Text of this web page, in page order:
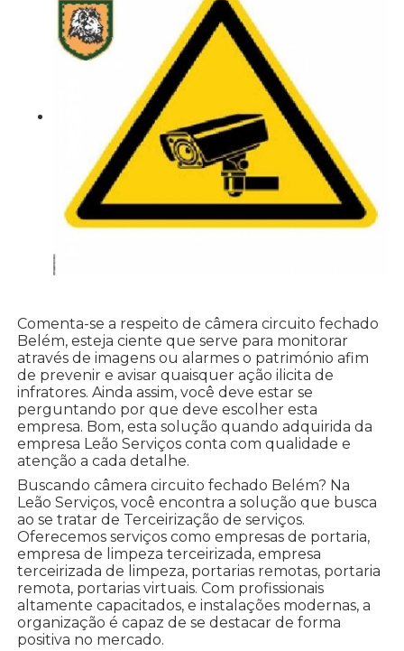
Comenta-se a respeito de câmera circuito fechado
Belém, esteja ciente que serve para monitorar
através de imagens ou alarmes o património afim
de prevenir e avisar quaisquer ação ilicita de
infratores. Ainda assim, você deve estar se
perguntando por que deve escolher esta
empresa. Bom, esta solução quando adquirida da
empresa Leão Serviços conta com qualidade e
atenção a cada detalhe.
Buscando câmera circuito fechado Belém? Na
Leão Serviços, você encontra a solução que busca
ao se tratar de Terceirização de serviços.
Oferecemos serviços como empresas de portaria,
empresa de limpeza terceirizada, empresa
terceirizada de limpeza, portarias remotas, portaria
remota, portarias virtuais. Com profissionais
altamente capacitados, e instalações modernas, a
organização é capaz de se destacar de forma
positiva no mercado.